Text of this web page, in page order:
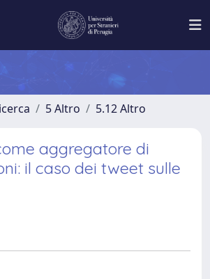
5 Altro 5.12 Altro
aggregatore di
il caso dei tweet sulle